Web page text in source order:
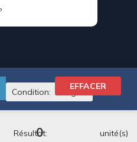
Condition: Usagé ×
EFFACER
Résultat:
0 unité(s)